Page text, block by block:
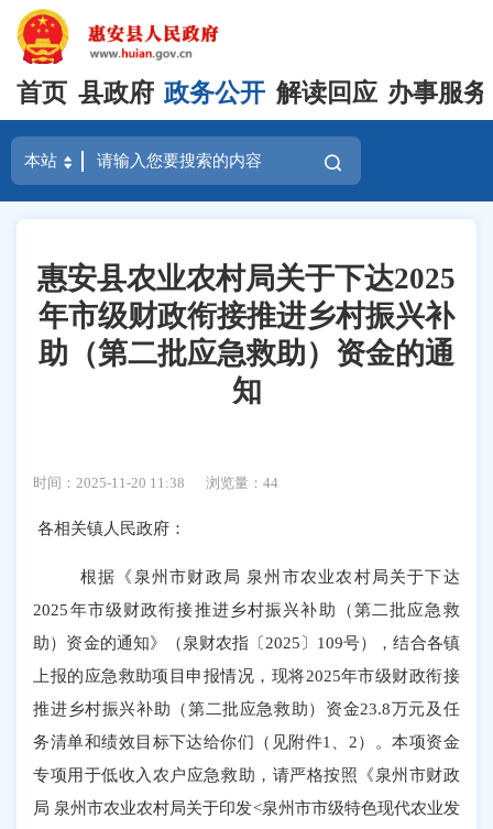
首页 县政府 政务公开 解读回应 办事服务
惠安县农业农村局关于下达2025
年市级财政衔接推进乡村振兴补
助（第二批应急救助）资金的通
知
时间：2025-11-20 11:38 浏览量：44
各相关镇人民政府：
根据《泉州市财政局 泉州市农业农村局关于下达
2025年市级财政衔接推进乡村振兴补助（第二批应急救
助）资金的通知》（泉财农指〔2025〕109号），结合各镇
上报的应急救助项目申报情况，现将2025年市级财政衔接
推进乡村振兴补助（第二批应急救助）资金23.8万元及任
务清单和绩效目标下达给你们（见附件1、2）。本项资金
专项用于低收入农户应急救助，请严格按照《泉州市财政
局 泉州市农业农村局关于印发<泉州市市级特色现代农业发